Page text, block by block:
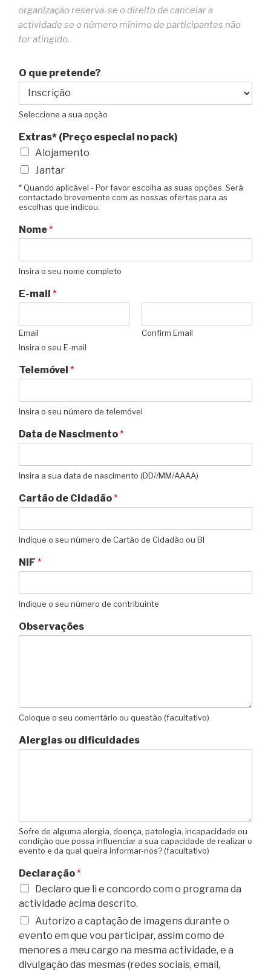
organização reserva-se o direito de cancelar a
actividade se o número mínimo de participantes não
for atingido.
O que pretende?
Seleccione a sua opção
Extras* (Preço especial no pack)
Alojamento
Jantar
* Quando aplicável - Por favor escolha as suas opções. Será
contactado brevemente com as nossas ofertas para as
escolhas que indicou.
Nome*
Insira o seu nome completo
E-mail *
Email
Confirm Email
Insira o seu E-mail
Telemóvel *
Insira o seu número de telemóvel
Data de Nascimento*
Insira a sua data de nascimento (DD//MM/AAAA)
Cartão de Cidadão*
Indique o seu número de Cartão de Cidadão ou BI
NIF *
Indique o seu número de contribuinte
Observações
Coloque o seu comentário ou questão (facultativo)
Alergias ou dificuldades
Sofre de alguma alergia, doença, patologia, incapacidade ou
condição que possa influenciar a sua capacidade de realizar o
evento e da qual queira informar-nos? (facultativo)
Declaração*
Declaro que li e concordo com o programa da
actividade acima descrito.
Autorizo a captação de imagens durante o
evento em que vou participar, assim como de
menores a meu cargo na mesma actividade, e a
divulgação das mesmas (redes sociais, email,